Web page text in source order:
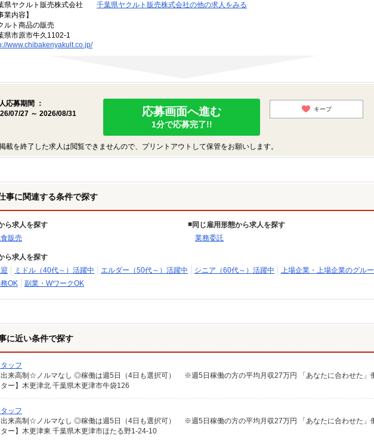
県ヤクルト販売株式会社
千葉県ヤクルト販売株式会社の他の求人をみる
業内容】
ルト商品の販売
県市原市牛久1102-1
www.chibakenyakult.co.jp/
応募期間 ：
07/27 ～ 2026/08/31
応募画面へ進む
1分で応募完了!!
キープ
載を終了した求人は閲覧できませんので、プリントアウトして保管をお願いします。
事に関連する条件で探す
ら求人を探す
販売
同じ雇用形態から求人を探す
業務委託
ら求人を探す
ミドル（40代～）活躍中 エルダー（50代～）活躍中 シニア（60代～）活躍中
上場企業・上場企業のグル
OK
副業・WワークOK
に近い条件で探す
ッフ
ター】木更津北 千葉県木更津市牛袋126
ッフ
ター】木更津東 千葉県木更津市ほたる野1-24-10